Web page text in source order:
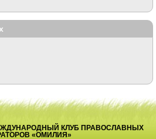
КЛУБ ПРАВОСЛАВНЫХ
«ОМИЛИЯ»